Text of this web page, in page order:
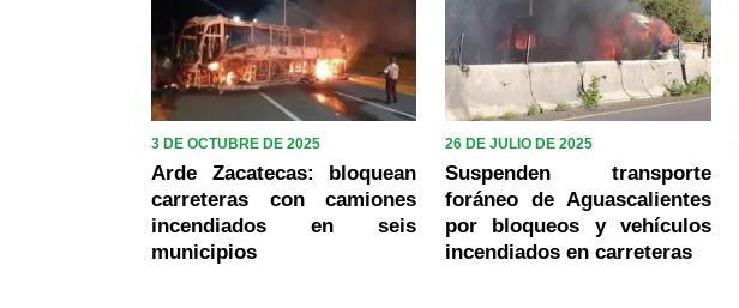
3 DE OCTUBRE DE 2025
Arde Zacatecas: bloquean
carreteras con camiones
incendiados en seis
municipios
26 DE JULIO DE 2025
Suspenden transporte
foráneo de Aguascalientes
por bloqueos y vehículos
incendiados en carreteras